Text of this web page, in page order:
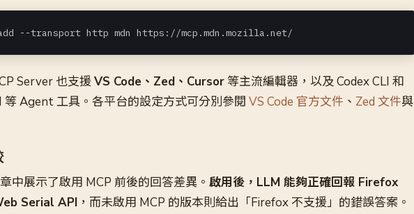
--transport http mdn https://mcp.mdn.mozilla.net/
Server 也支援VS Code、Zed、Cursor 等主流編輯器，以及 Codex CLI 和
Agent 工具。各平台的設定方式可分別參閱 VS Code 官方文件 、 Zed 文件與
中展示了啟用 MCP 前後的回答差異。 啟用後，LLM 能夠正確回報 Firefox
Serial API ，而未啟用 MCP 的版本則給出「Firefox 不支援」的錯誤答案。